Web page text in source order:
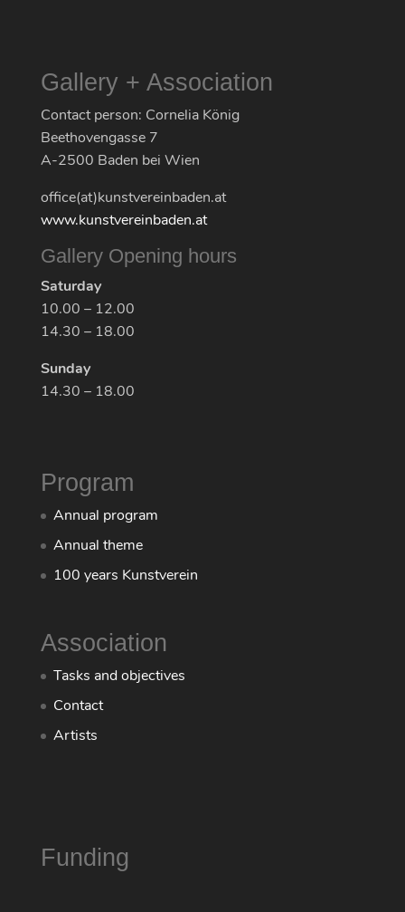
Gallery + Association
Contact person: Cornelia König
Beethovengasse 7
A-2500 Baden bei Wien
office(at)kunstvereinbaden.at
www.kunstvereinbaden.at
Gallery Opening hours
Saturday
10.00 – 12.00
14.30 – 18.00
Sunday
14.30 – 18.00
Program
Annual program
Annual theme
100 years Kunstverein
Association
Tasks and objectives
Contact
Artists
Funding